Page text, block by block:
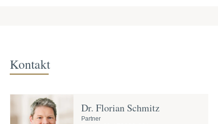
Kontakt
Dr. Florian Schmitz
Partner